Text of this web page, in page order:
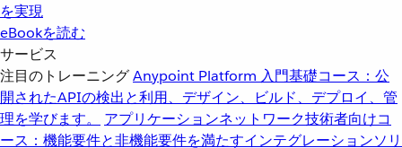
を実現
eBookを読む
サービス
注目のトレーニングAnypoint Platform 入門基礎コース：公
開されたAPIの検出と利用、デザイン、ビルド、デプロイ、管
理を学びます。
アプリケーションネットワーク技術者向けコ
ース：機能要件と非機能要件を満たすインテグレーションソリ